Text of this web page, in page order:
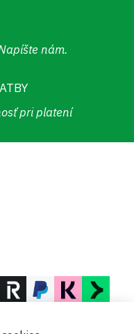
nám.
pri platení